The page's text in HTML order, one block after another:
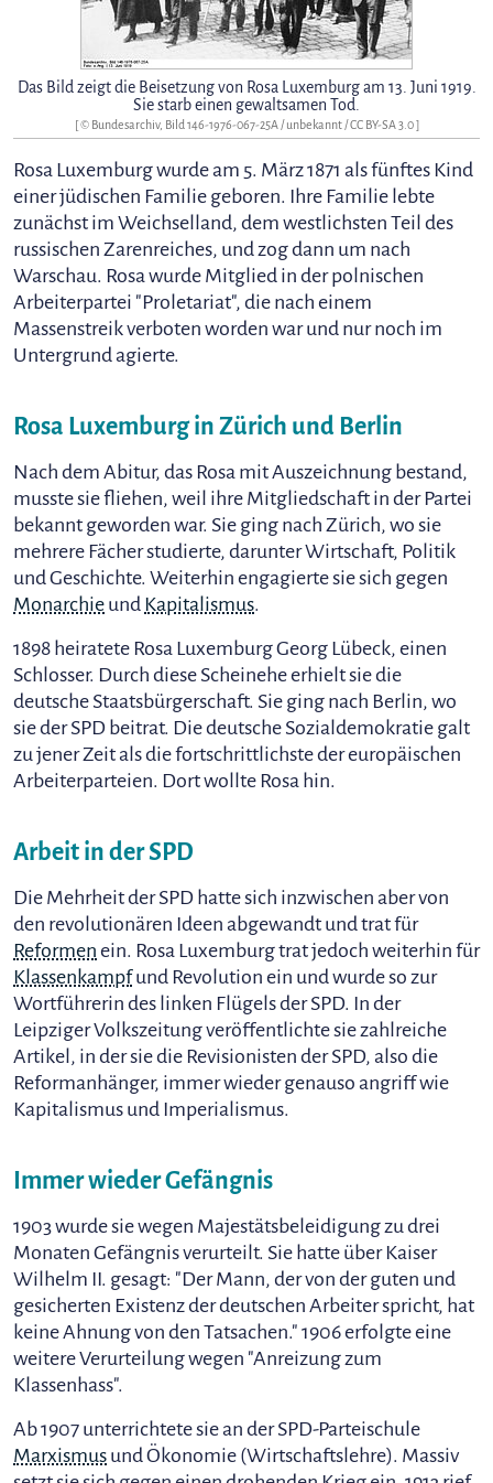
Das Bild zeigt die Beisetzung von Rosa Luxemburg am 13. Juni 1919.
Sie starb einen gewaltsamen Tod.
[ © Bundesarchiv, Bild 146-1976-067-25A / unbekannt /CC BY-SA 3.0]
Rosa Luxemburg wurde am 5. März 1871 als fünftes Kind
einer jüdischen Familie geboren. Ihre Familie lebte
zunächst im Weichselland, dem westlichsten Teil des
russischen Zarenreiches, und zog dann um nach
Warschau. Rosa wurde Mitglied in der polnischen
Arbeiterpartei "Proletariat", die nach einem
Massenstreik verboten worden war und nur noch im
Untergrund agierte.
Rosa Luxemburg in Zürich und Berlin
Nach dem Abitur, das Rosa mit Auszeichnung bestand,
musste sie fliehen, weil ihre Mitgliedschaft in der Partei
bekannt geworden war. Sie ging nach Zürich, wo sie
mehrere Fächer studierte, darunter Wirtschaft, Politik
und Geschichte. Weiterhin engagierte sie sich gegen
Monarchie und Kapitalismus.
1898 heiratete Rosa Luxemburg Georg Lübeck, einen
Schlosser. Durch diese Scheinehe erhielt sie die
deutsche Staatsbürgerschaft. Sie ging nach Berlin, wo
sie der SPD beitrat. Die deutsche Sozialdemokratie galt
zu jener Zeit als die fortschrittlichste der europäischen
Arbeiterparteien. Dort wollte Rosa hin.
Arbeit in der SPD
Die Mehrheit der SPD hatte sich inzwischen aber von
den revolutionären Ideen abgewandt und trat für
Reformen ein. Rosa Luxemburg trat jedoch weiterhin für
Klassenkampfund Revolution ein und wurde so zur
Wortführerin des linken Flügels der SPD. In der
Leipziger Volkszeitung veröffentlichte sie zahlreiche
Artikel, in der sie die Revisionisten der SPD, also die
Reformanhänger, immer wieder genauso angriff wie
Kapitalismus und Imperialismus.
Immer wieder Gefängnis
1903 wurde sie wegen Majestätsbeleidigung zu drei
Monaten Gefängnis verurteilt. Sie hatte über Kaiser
Wilhelm II. gesagt: "Der Mann, der von der guten und
gesicherten Existenz der deutschen Arbeiter spricht, hat
keine Ahnung von den Tatsachen." 1906 erfolgte eine
weitere Verurteilung wegen "Anreizung zum
Klassenhass".
Ab 1907 unterrichtete sie an der SPD-Parteischule
Marxismus und Ökonomie (Wirtschaftslehre). Massiv